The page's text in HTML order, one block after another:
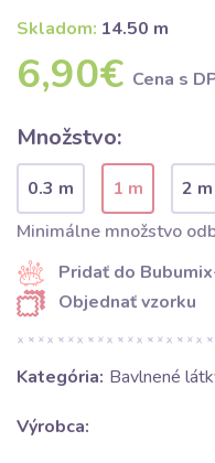
Skladom: 14.50 m
6,90€ Cena s
Množstvo:
0.3 m 1 m
2 m
Minimálne množstvo
Pridať do
Objednať vzorku
Kategória: Bavlnené
Výrobca: